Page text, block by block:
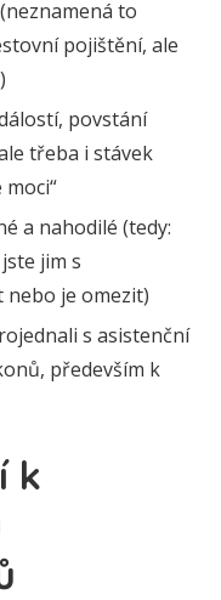
to
pojištění, ale
povstání
třeba i stávek
a nahodilé (tedy:
jim s
je omezit)
s asistenční
především k
k